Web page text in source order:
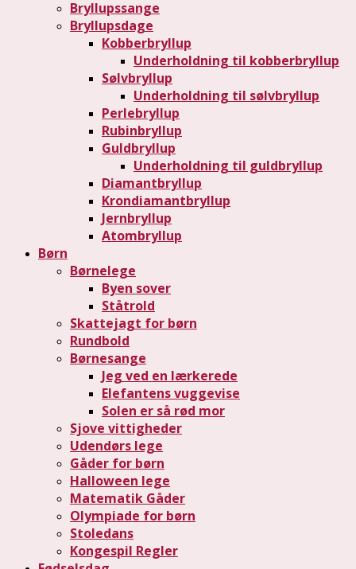
Bryllupssange
Bryllupsdage
Kobberbryllup
Underholdning til kobberbryllup
Sølvbryllup
Underholdning til sølvbryllup
Perlebryllup
Rubinbryllup
Guldbryllup
Underholdning til guldbryllup
Diamantbryllup
Krondiamantbryllup
Jernbryllup
Atombryllup
Børn
Børnelege
Byen sover
Ståtrold
Skattejagt for børn
Rundbold
Børnesange
Jeg ved en lærkerede
Elefantens vuggevise
Solen er så rød mor
Sjove vittigheder
Udendørs lege
Gåder for børn
Halloween lege
Matematik Gåder
Olympiade for børn
Stoledans
Kongespil Regler